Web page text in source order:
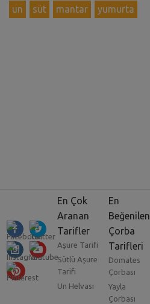
un
süt mantar yumurta
En Çok
Aranan
Tarifler
Aşure Tarifi
Sütlü Aşure
Tarifi
Un Helvası
En
Beğenilen
Çorba
Tarifleri
Domates
Çorbası
Yayla
Çorbası